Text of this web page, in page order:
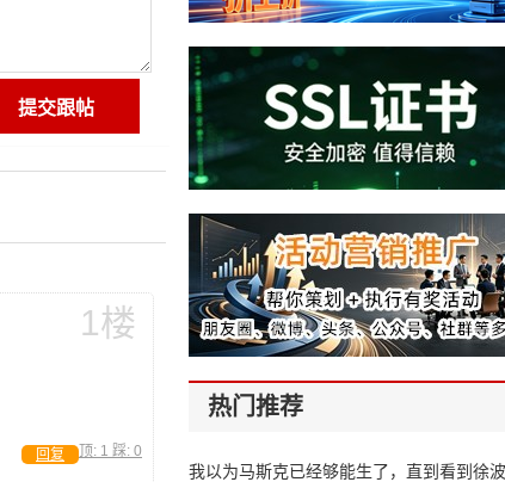
1楼
顶: 1 踩: 0
回复
热门推荐
我以为马斯克已经够能生了，直到看到